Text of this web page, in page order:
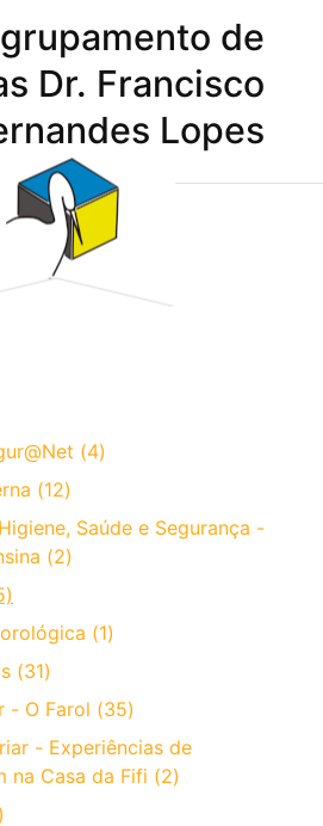
de
Dr. Francisco
Lopes
(4)
(12)
Saúde e Segurança -
(2)
(1)
(31)
- O Farol (35)
- Experiências de
na Casa da Fifi (2)